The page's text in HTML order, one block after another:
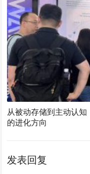
从被动存储到主动认
的进化方向
发表回复